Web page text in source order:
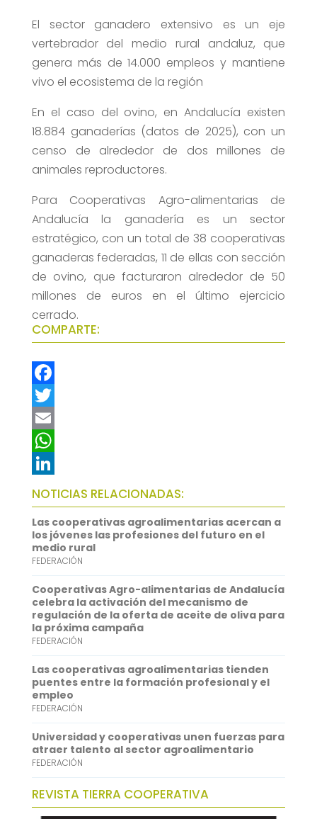
El sector ganadero extensivo es un eje
vertebrador del medio rural andaluz, que
genera más de 14.000 empleos y mantiene
vivo el ecosistema de la región
En el caso del ovino, en Andalucía existen
18.884 ganaderías (datos de 2025), con un
censo de alrededor de dos millones de
animales reproductores.
Para Cooperativas Agro-alimentarias de
Andalucía la ganadería es un sector
estratégico, con un total de 38 cooperativas
ganaderas federadas, 11 de ellas con sección
de ovino, que facturaron alrededor de 50
millones de euros en el último ejercicio
cerrado.
COMPARTE:
F
a
c
e
b
o
o
k
T
w
t
t
e
r
E
m
a
i
l
W
h
a
t
s
A
p
p
L
i
n
k
e
d
I
n
NOTICIAS RELACIONADAS:
Las cooperativas agroalimentarias acercan a
los jóvenes las profesiones del futuro en el
medio rural
FEDERACIÓN
Cooperativas Agro-alimentarias de Andalucía
celebra la activación del mecanismo de
regulación de la oferta de aceite de oliva para
la próxima campaña
FEDERACIÓN
Las cooperativas agroalimentarias tienden
puentes entre la formación profesional y el
empleo
FEDERACIÓN
Universidad y cooperativas unen fuerzas para
atraer talento al sector agroalimentario
FEDERACIÓN
REVISTA TIERRA COOPERATIVA